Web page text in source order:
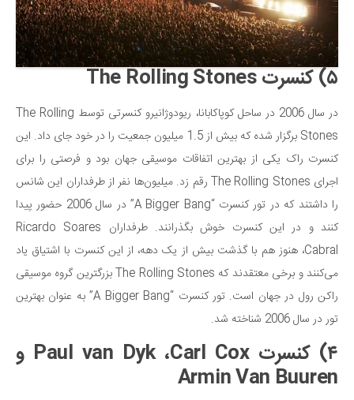
موسیقی
چهره‌ها
عکاسی و هنرهای تجسمی
کتاب و کتاب‌خوانی
تاریخ
معماری
علمی
فناوری‌ها
نجوم و هوا فضا
زمین و محیط زیست
خودرو
بازی
طنز
۵) کنسرت The Rolling Stones
در سال 2006 در ساحل کوپاکابانا، ریودوژانیرو کنسرتی توسط The Rolling
Stones برگزار شده که بیش از 1.5 میلیون جمعیت را در خود جای داد. این
کنسرت راک یکی از بهترین اتفاقات موسیقی جهان بود و فرصتی را برای
اجرای The Rolling Stones رقم زد. میلیون‌ها نفر از طرفداران این شانس
را داشتند که در تور کنسرت “A Bigger Bang” در سال 2006 حضور پیدا
کنند و در این کنسرت خوش بگذرانند. طرفداران Ricardo Soares
Cabral، هنوز هم با گذشت بیش از یک دهه، از این کنسرت با اشتیاق یاد
می‌کنند و برخی معتقدند که The Rolling Stones بزرگترین گروه موسیقی
راکن رول در جهان است. تور کنسرت “A Bigger Bang” به عنوان بهترین
تور در سال 2006 شناخته شد.
۴) کنسرت Paul van Dyk ،Carl Cox و
Armin Van Buuren